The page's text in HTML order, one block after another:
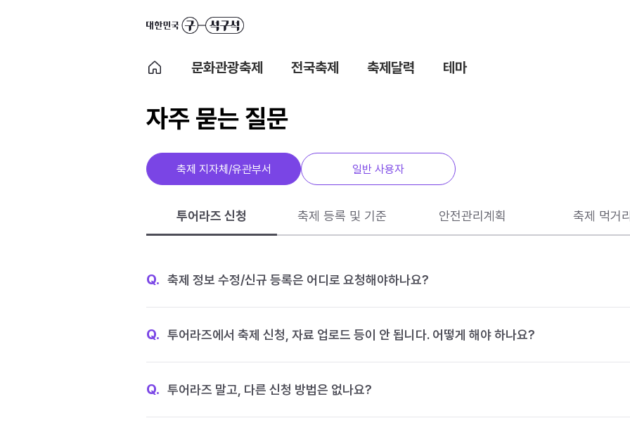
문화관광축제 전국축제 축제달력 테마
자주 묻는 질문
축제 지자체/유관부서 일반 사용자
투어라즈 신청 축제 등록 및 기준 안전관리계획 축제 먹거리
Q. 축제 정보 수정/신규 등록은 어디로 요청해야하나요?
Q. 투어라즈에서 축제 신청, 자료 업로드 등이 안 됩니다. 어떻게 해야 하나요?
Q. 투어라즈 말고, 다른 신청 방법은 없나요?